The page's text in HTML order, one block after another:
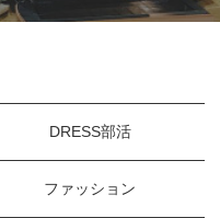
DRESS部活
ファッション